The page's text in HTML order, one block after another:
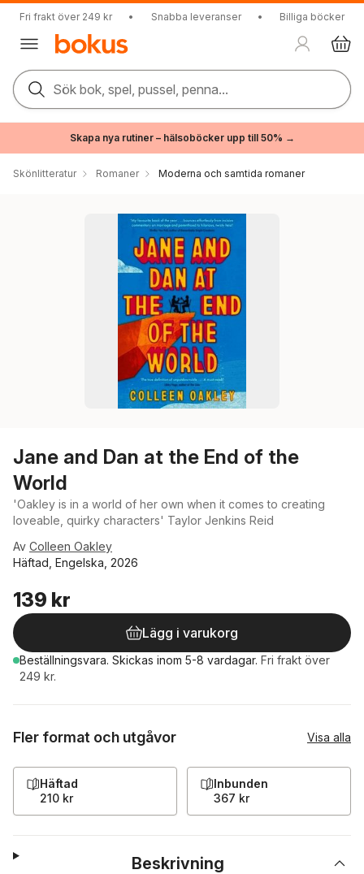
Fri frakt över 249 kr • Snabba leveranser • Billiga böcker
Sök bok, spel, pussel, penna...
Skapa nya rutiner – hälsoböcker upp till 50% →
Skönlitteratur Romaner Moderna och samtida romaner
Jane and Dan at the End of the
World
'Oakley is in a world of her own when it comes to creating
loveable, quirky characters' Taylor Jenkins Reid
Av Colleen Oakley
Häftad, Engelska, 2026
139 kr
Lägg i varukorg
Beställningsvara. Skickas inom 5-8 vardagar. Fri frakt över
249 kr.
Fler format och utgåvor Visa alla
Häftad
210 kr
Inbunden
367 kr
Beskrivning